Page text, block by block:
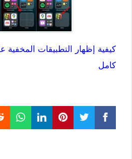
كيفية إظهار التطبيقات المخفية
كامل